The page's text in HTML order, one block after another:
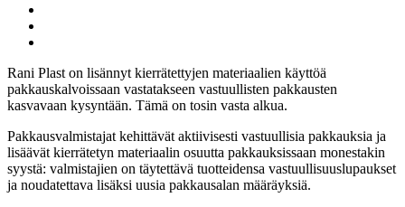
artikkeli
Rani Plast on lisännyt kierrätettyjen materiaalien käyttöä
pakkauskalvoissaan vastatakseen vastuullisten pakkausten
kasvavaan kysyntään. Tämä on tosin vasta alkua.
Pakkausvalmistajat kehittävät aktiivisesti vastuullisia pakkauksia ja
lisäävät kierrätetyn materiaalin osuutta pakkauksissaan monestakin
syystä: valmistajien on täytettävä tuotteidensa vastuullisuuslupaukset
ja noudatettava lisäksi uusia pakkausalan määräyksiä.